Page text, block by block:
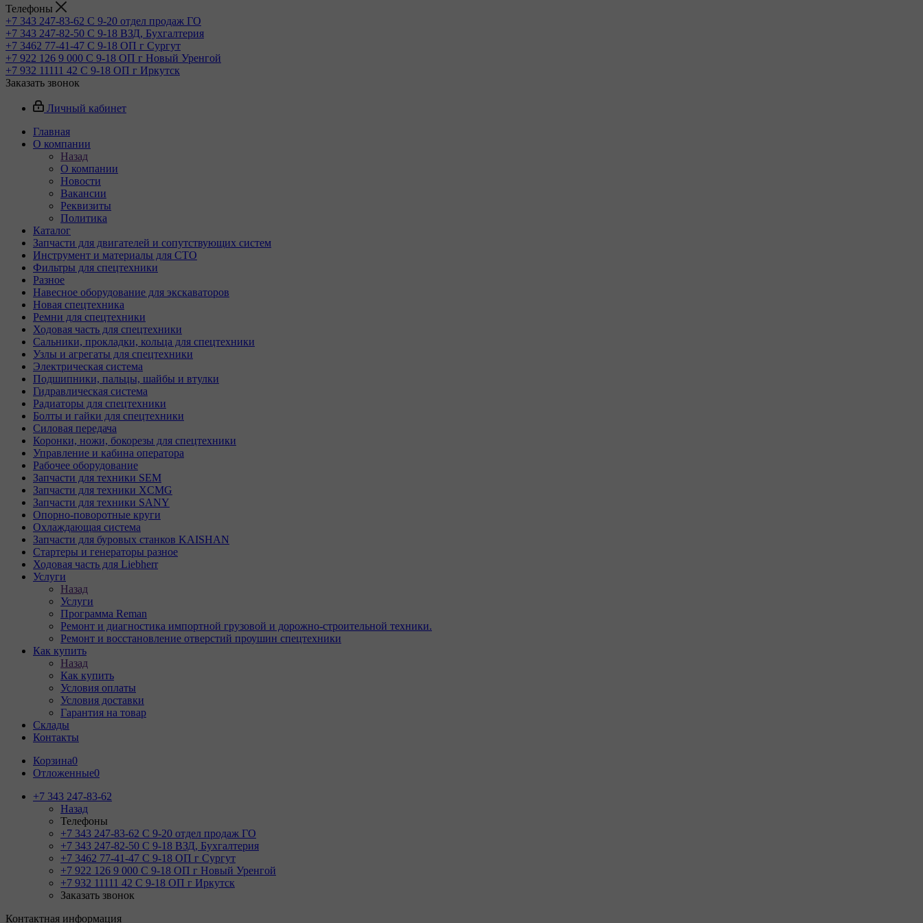
Телефоны
+7 343 247-83-62 С 9-20 отдел продаж ГО
+7 343 247-82-50 С 9-18 ВЗД, Бухгалтерия
+7 3462 77-41-47 С 9-18 ОП г Сургут
+7 922 126 9 000 С 9-18 ОП г Новый Уренгой
+7 932 11111 42 С 9-18 ОП г Иркутск
Заказать звонок
Личный кабинет
Главная
О компании
Назад
О компании
Новости
Вакансии
Реквизиты
Политика
Каталог
Запчасти для двигателей и сопутствующих систем
Инструмент и материалы для СТО
Фильтры для спецтехники
Разное
Навесное оборудование для экскаваторов
Новая спецтехника
Ремни для спецтехники
Ходовая часть для спецтехники
Сальники, прокладки, кольца для спецтехники
Узлы и агрегаты для спецтехники
Электрическая система
Подшипники, пальцы, шайбы и втулки
Гидравлическая система
Радиаторы для спецтехники
Болты и гайки для спецтехники
Силовая передача
Коронки, ножи, бокорезы для спецтехники
Управление и кабина оператора
Рабочее оборудование
Запчасти для техники SEM
Запчасти для техники XCMG
Запчасти для техники SANY
Опорно-поворотные круги
Охлаждающая система
Запчасти для буровых станков KAISHAN
Стартеры и генераторы разное
Ходовая часть для Liebherr
Услуги
Назад
Услуги
Программа Reman
Ремонт и диагностика импортной грузовой и дорожно-строительной техники.
Ремонт и восстановление отверстий проушин спецтехники
Как купить
Назад
Как купить
Условия оплаты
Условия доставки
Гарантия на товар
Склады
Контакты
Корзина0
Отложенные0
+7 343 247-83-62
Назад
Телефоны
+7 343 247-83-62 С 9-20 отдел продаж ГО
+7 343 247-82-50 С 9-18 ВЗД, Бухгалтерия
+7 3462 77-41-47 С 9-18 ОП г Сургут
+7 922 126 9 000 С 9-18 ОП г Новый Уренгой
+7 932 11111 42 С 9-18 ОП г Иркутск
Заказать звонок
Контактная информация